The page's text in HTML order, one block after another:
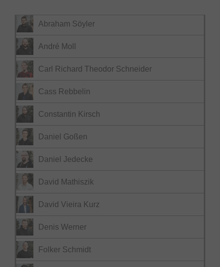
Abraham Söyler
André Moll
Carl Richard Theodor Schneider
Cass Rebbelin
Constantin Kirsch
Daniel Goßen
Daniel Jedecke
David Mathiszik
David Vieira Kurz
Denis Werner
Folker Schmidt